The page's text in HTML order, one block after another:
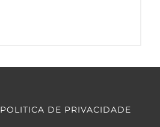
POLITICA DE PRIVACIDADE